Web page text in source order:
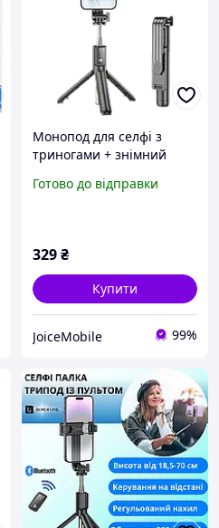
Монопод для селфі з
триногами + знімний
BY11 Happy
Готово до відправки
329₴
Купити
JoiceMobile 99%